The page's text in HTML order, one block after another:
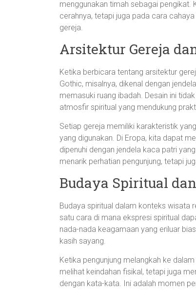
menggunakan timah sebagai pengikat.
cerahnya, tetapi juga pada cara
gereja.
Arsitektur Gereja
Ketika berbicara tentang arsitektur
Gothic, misalnya, dikenal dengan
memasuki ruang ibadah. Desain ini
atmosfir spiritual yang mendukung
Setiap gereja memiliki karakteristik
yang digunakan. Di Eropa, kita dapat
dipenuhi dengan jendela kaca patri
menarik perhatian pengunjung, tetapi
Budaya Spiritual
Budaya spiritual dalam konteks wisata
satu cara di mana ekspresi spiritual
nada-nada keagamaan yang eriluar
kasih sayang.
Ketika pengunjung melangkah ke
melihat keindahan fisikal, tetapi juga
dengan kata-kata. Ini adalah momen